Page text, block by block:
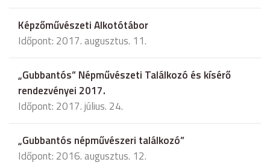
Képzőművészeti Alkotótábor
Időpont: 2017. augusztus. 11.
„Gubbantós” Népművészeti Találkozó és kísérő
rendezvényei 2017.
Időpont: 2017. július. 24.
„Gubbantós népművészeri találkozó”
Időpont: 2016. augusztus. 12.